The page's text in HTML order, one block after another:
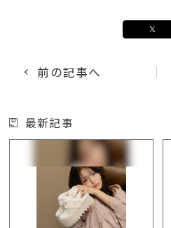
前の記事へ
最新記事